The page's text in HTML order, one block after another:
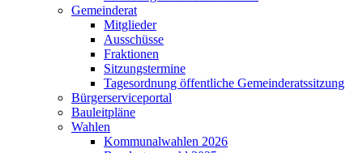
Gemeinderat
Mitglieder
Ausschüsse
Fraktionen
Sitzungstermine
Tagesordnung öffentliche Gemeinderatssitzung
Bürgerserviceportal
Bauleitpläne
Wahlen
Kommunalwahlen 2026